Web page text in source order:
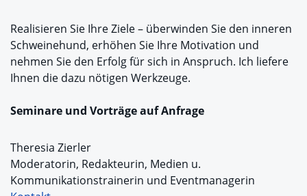
Realisieren Sie Ihre Ziele – überwinden Sie den inneren
Schweinehund, erhöhen Sie Ihre Motivation und
nehmen Sie den Erfolg für sich in Anspruch. Ich liefere
Ihnen die dazu nötigen Werkzeuge.
Seminare und Vorträge auf Anfrage
Theresia Zierler
Moderatorin, Redakteurin, Medien u.
Kommunikationstrainerin und Eventmanagerin